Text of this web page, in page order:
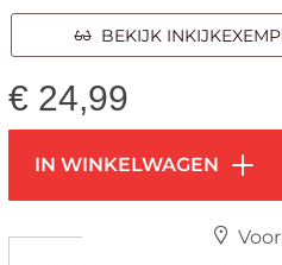
BEKIJK
€ 24,99
IN WINKELWAGEN